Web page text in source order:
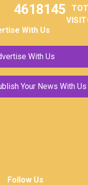
4618145
With Us
With Us
Your News With Us
Follow Us